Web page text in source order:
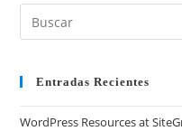
Buscar
en
webEntradas Recientes
WordPress Resources at